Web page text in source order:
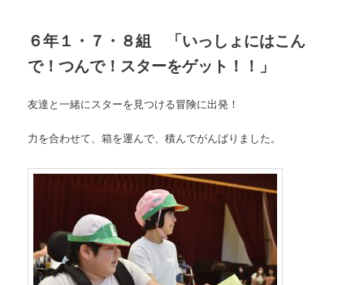
６年１・７・８組 「いっしょにはこん
で！つんで！スターをゲット！！」
友達と一緒にスターを見つける冒険に出発！
力を合わせて、箱を運んで、積んでがんばりました。